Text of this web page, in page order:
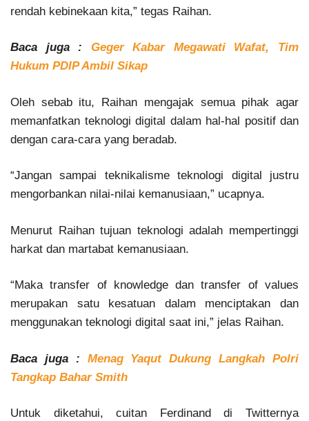
rendah kebinekaan kita,” tegas Raihan.
Baca juga : Geger Kabar Megawati Wafat, Tim
Hukum PDIP Ambil Sikap
Oleh sebab itu, Raihan mengajak semua pihak agar
memanfatkan teknologi digital dalam hal-hal positif dan
dengan cara-cara yang beradab.
“Jangan sampai teknikalisme teknologi digital justru
mengorbankan nilai-nilai kemanusiaan,” ucapnya.
Menurut Raihan tujuan teknologi adalah mempertinggi
harkat dan martabat kemanusiaan.
“Maka transfer of knowledge dan transfer of values
merupakan satu kesatuan dalam menciptakan dan
menggunakan teknologi digital saat ini,” jelas Raihan.
Baca juga : Menag Yaqut Dukung Langkah Polri
Tangkap Bahar Smith
Untuk diketahui, cuitan Ferdinand di Twitternya